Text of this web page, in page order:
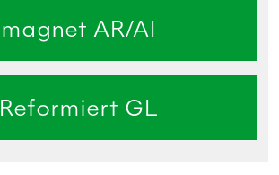
magnet AR/AI
Reformiert GL